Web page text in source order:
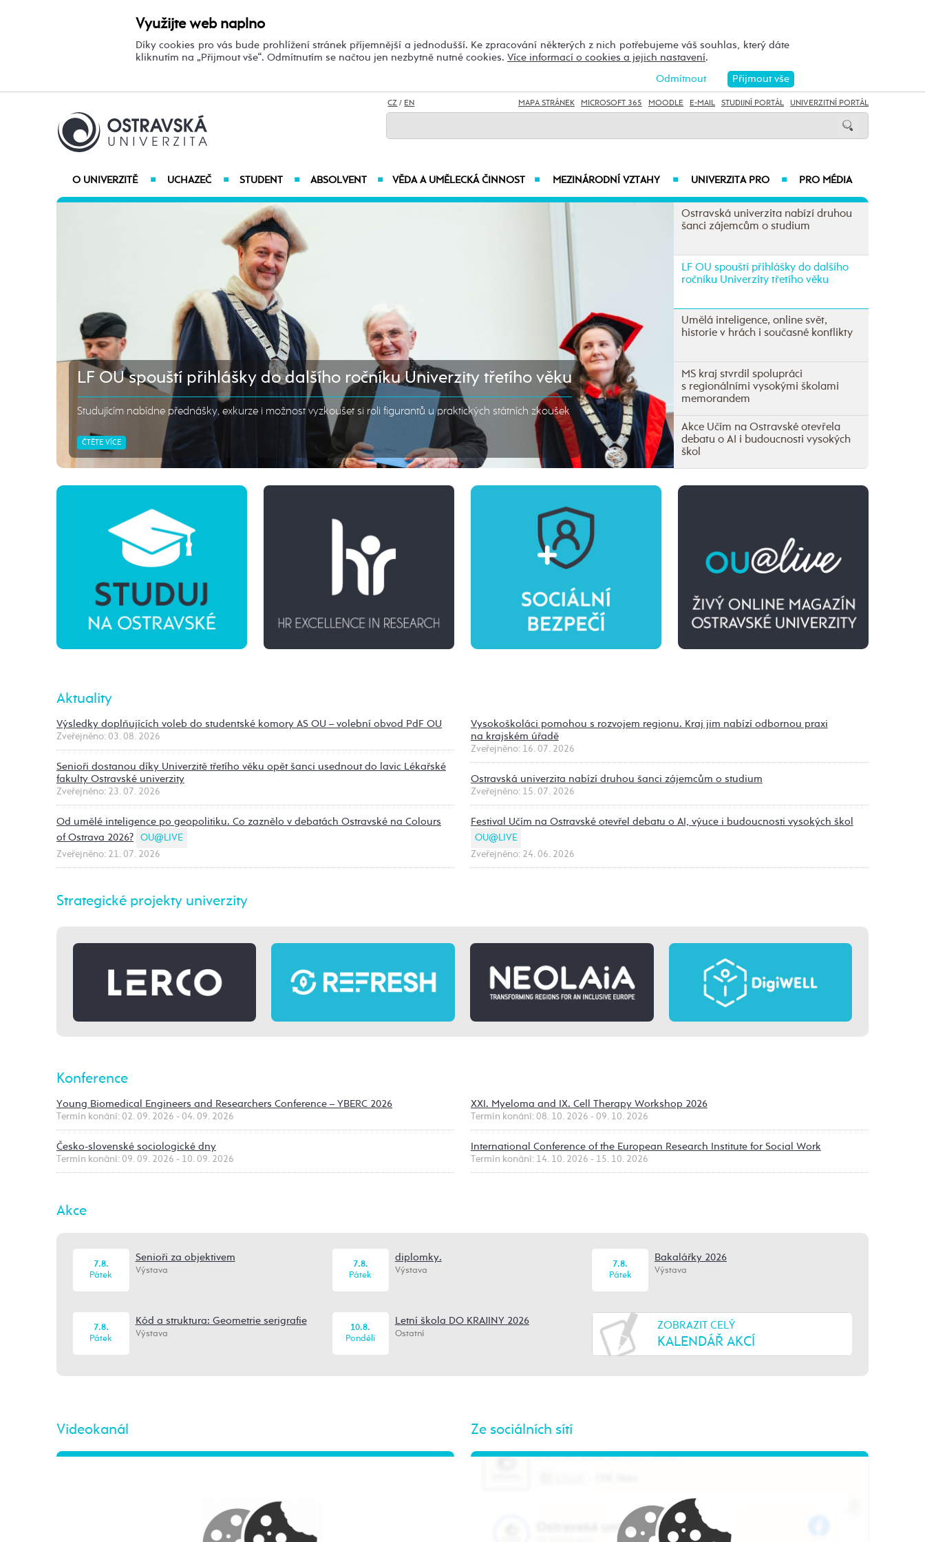
Využijte web naplno
Díky cookies pro vás bude prohlížení stránek příjemnější a jednodušší. Ke zpracování některých z nich potřebujeme váš souhlas, který dáte
kliknutím na „Přijmout vše“. Odmítnutím se načtou jen nezbytně nutné cookies. Více informací o cookies a jejich nastavení.
Přijmout vše
Odmítnout
CZ / EN MAPA STRÁNEK MICROSOFT 365 MOODLE E-MAIL STUDIJNÍ PORTÁL UNIVERZITNÍ PORTÁL
O UNIVERZITĚ ■ UCHAZEČ ■ STUDENT ■ ABSOLVENT ■ VĚDA A UMĚLECKÁ ČINNOST ■ MEZINÁRODNÍ VZTAHY ■ UNIVERZITA PRO ■ PRO MÉDIA
LF OU spouští přihlášky do dalšího ročníku Univerzity třetího věku
Studujícím nabídne přednášky, exkurze i možnost vyzkoušet si roli figurantů u praktických státních zkoušek
ČTĚTE VÍCE
Ostravská univerzita nabízí druhou
šanci zájemcům o studium
LF OU spouští přihlášky do dalšího
ročníku Univerzity třetího věku
Umělá inteligence, online svět,
historie v hrách i současné konflikty
MS kraj stvrdil spolupráci
s regionálními vysokými školami
memorandem
Akce Učím na Ostravské otevřela
debatu o AI i budoucnosti vysokých
škol
Aktuality
Výsledky doplňujících voleb do studentské komory AS OU – volební obvod PdF OU
Zveřejněno: 03. 08. 2026
Senioři dostanou díky Univerzitě třetího věku opět šanci usednout do lavic Lékařské
fakulty Ostravské univerzity
Zveřejněno: 23. 07. 2026
Od umělé inteligence po geopolitiku. Co zaznělo v debatách Ostravské na Colours
of Ostrava 2026?
OU@LIVE
Zveřejněno: 21. 07. 2026
Vysokoškoláci pomohou s rozvojem regionu. Kraj jim nabízí odbornou praxi
na krajském úřadě
Zveřejněno: 16. 07. 2026
Ostravská univerzita nabízí druhou šanci zájemcům o studium
Zveřejněno: 15. 07. 2026
Festival Učím na Ostravské otevřel debatu o AI, výuce i budoucnosti vysokých škol
OU@LIVE
Zveřejněno: 24. 06. 2026
Strategické projekty univerzity
Konference
Young Biomedical Engineers and Researchers Conference – YBERC 2026
Termín konání: 02. 09. 2026 - 04. 09. 2026
Česko-slovenské sociologické dny
Termín konání: 09. 09. 2026 - 10. 09. 2026
XXI. Myeloma and IX. Cell Therapy Workshop 2026
Termín konání: 08. 10. 2026 - 09. 10. 2026
International Conference of the European Research Institute for Social Work
Termín konání: 14. 10. 2026 - 15. 10. 2026
Akce
7.8.
Pátek
Senioři za objektivem
Výstava
7.8.
Pátek
diplomky.
Výstava
7.8.
Pátek
Bakalářky 2026
Výstava
7.8.
Pátek
Kód a struktura: Geometrie serigrafie
Výstava
10.8.
Pondělí
Letní škola DO KRAJINY 2026
Ostatní
ZOBRAZIT CELÝ
KALENDÁŘ AKCÍ
Videokanál Ze sociálních sítí